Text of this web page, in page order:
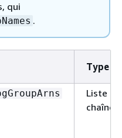
qui
.
Type
Liste de
chaînes